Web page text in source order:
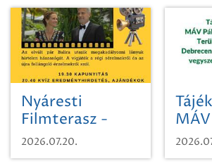
Nyáresti
Filmterasz -
Beugró a
Paradicsomba
2026.07.20.
MÁV
Zrt.